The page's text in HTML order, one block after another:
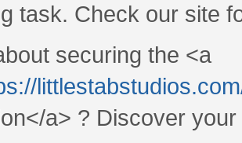
task. Check our site
securing the <a
a> ? Discover